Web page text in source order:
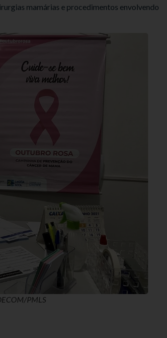
mamárias e procedimentos envolvendo
PMLS